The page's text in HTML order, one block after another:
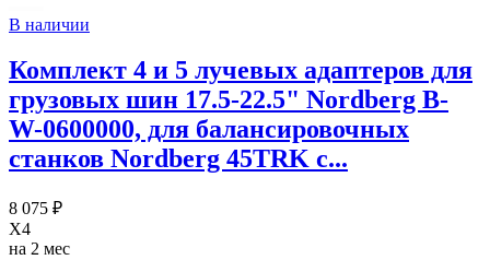
В наличии
Комплект 4 и 5 лучевых адаптеров для
грузовых шин 17.5-22.5" Nordberg B-
W-0600000, для балансировочных
станков Nordberg 45TRK с...
8 075 ₽
X4
на 2 мес